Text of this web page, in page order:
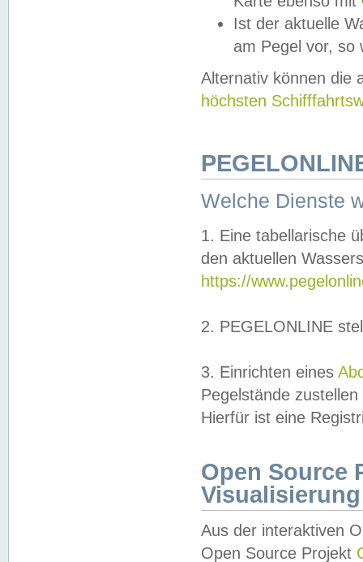
Ist der aktuelle
am Pegel vor,
Alternativ können die
höchsten
Welche Dienste
1. Eine tabellarische
den aktuellen
https://
2. PEGELONLINE
3. Einrichten eines
Pegelstände
Hierfür ist eine
Open Source
Visualisierung
Aus der interaktiven
Open Source Projekt